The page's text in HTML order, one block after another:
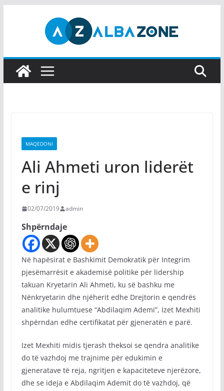
MAQEDONI
Ali Ahmeti uron liderët
e rinj
02/07/2019 admin
Shpërndaje
Në hapësirat e Bashkimit Demokratik për Integrim
pjesëmarrësit e akademisë politike për lidership
takuan Kryetarin Ali Ahmeti, ku së bashku me
Nënkryetarin dhe njëherit edhe Drejtorin e qendrës
analitike hulumtuese “Abdilaqim Ademi”, Izet Mexhiti
shpërndan edhe certifikatat për gjeneratën e parë.
Izet Mexhiti midis tjerash theksoi se qendra analitike
do të vazhdoj me trajnime për edukimin e
gjeneratave të reja, ngritjen e kapaciteteve njerëzore,
dhe se ideja e Abdilaqim Ademit do të vazhdoj, që